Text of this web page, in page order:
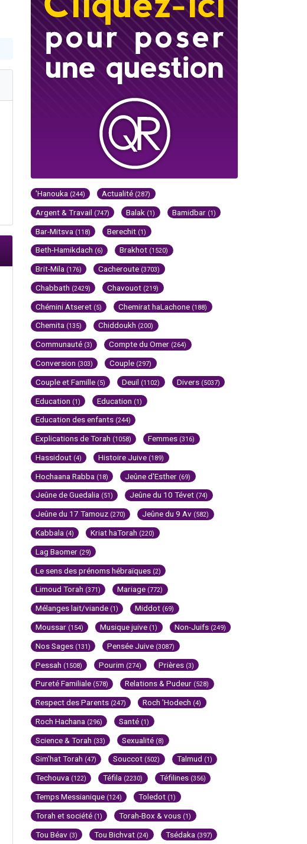
'Hanouka (244) Actualité (287)
Argent & Travail (747) Balak (1) Bamidbar (1)
Bar-Mitsva (118) Berechit (1)
Beth-Hamikdach (6) Brakhot (1520)
Brit-Mila (176) Cacheroute (3703)
Chabbath (2429) Chavouot (219)
Chémini Atseret (5) Chemirat haLachone (188)
Chemita (135) Chiddoukh (200)
Communauté (3) Compte du Omer (264)
Conversion (303) Couple (297)
Couple et Famille (5) Deuil (1102) Divers (5037)
Education (1) Education (1)
Education des enfants (244)
Explications de Torah (1058) Femmes (316)
Hassidout (4) Histoire Juive (189)
Hochaana Rabba (18) Jeûne d'Esther (69)
Jeûne de Guedalia (51) Jeûne du 10 Tévet (74)
Jeûne du 17 Tamouz (270) Jeûne du 9 Av (582)
Kabbala (4) Kriat haTorah (220)
Lag Baomer (29)
Le sens des prénoms hébraïques (2)
Limoud Torah (371) Mariage (772)
Mélanges lait/viande (1) Middot (69)
Moussar (154) Musique juive (1) Non-Juifs (249)
Nos Sages (131) Pensée Juive (3087)
Pessah (1508) Pourim (274) Prières (3)
Pureté Familiale (578) Relations & Pudeur (528)
Respect des Parents (247) Roch 'Hodech (4)
Roch Hachana (296) Santé (1)
Science & Torah (33) Sexualité (8)
Sim'hat Torah (47) Souccot (502) Talmud (1)
Techouva (122) Téfila (2230) Téfilines (356)
Temps Messianique (124) Toledot (1)
Torah et société (1) Torah-Box & vous (1)
Tou Béav (3) Tou Bichvat (24) Tsédaka (397)